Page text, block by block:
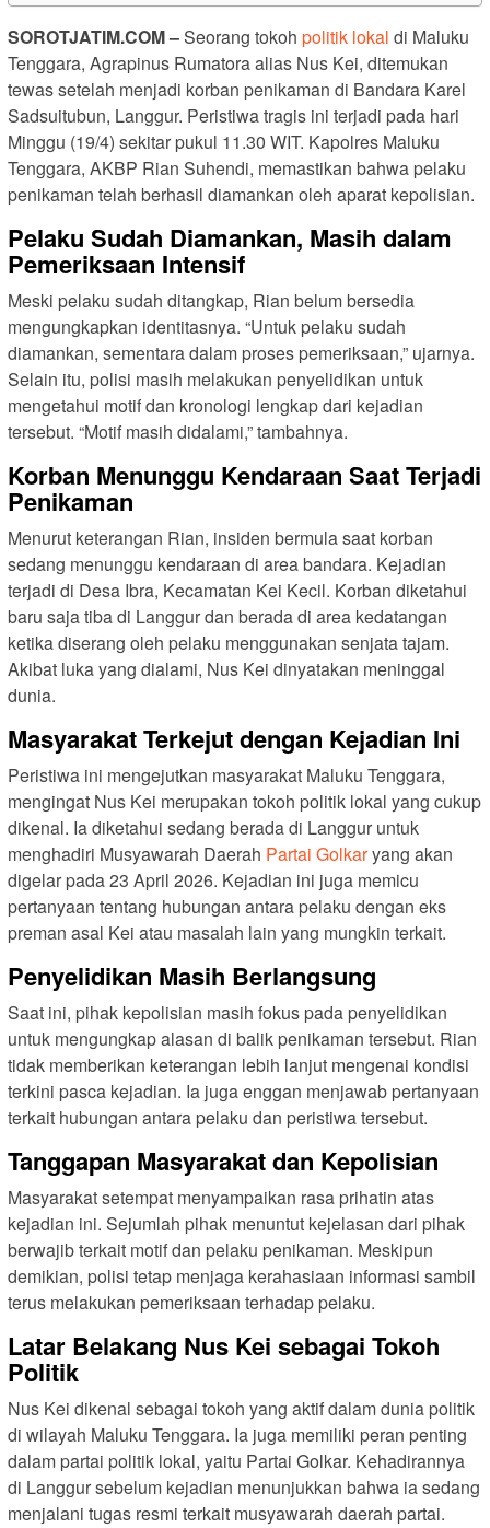
SOROTJATIM.COM –Seorang tokoh politik lokal di Maluku
Tenggara, Agrapinus Rumatora alias Nus Kei, ditemukan
tewas setelah menjadi korban penikaman di Bandara Karel
Sadsuitubun, Langgur. Peristiwa tragis ini terjadi pada hari
Minggu (19/4) sekitar pukul 11.30 WIT. Kapolres Maluku
Tenggara, AKBP Rian Suhendi, memastikan bahwa pelaku
penikaman telah berhasil diamankan oleh aparat kepolisian.
Pelaku Sudah Diamankan, Masih dalam
Pemeriksaan Intensif
Meski pelaku sudah ditangkap, Rian belum bersedia
mengungkapkan identitasnya. “Untuk pelaku sudah
diamankan, sementara dalam proses pemeriksaan,” ujarnya.
Selain itu, polisi masih melakukan penyelidikan untuk
mengetahui motif dan kronologi lengkap dari kejadian
tersebut. “Motif masih didalami,” tambahnya.
Korban Menunggu Kendaraan Saat Terjadi
Penikaman
Menurut keterangan Rian, insiden bermula saat korban
sedang menunggu kendaraan di area bandara. Kejadian
terjadi di Desa Ibra, Kecamatan Kei Kecil. Korban diketahui
baru saja tiba di Langgur dan berada di area kedatangan
ketika diserang oleh pelaku menggunakan senjata tajam.
Akibat luka yang dialami, Nus Kei dinyatakan meninggal
dunia.
Masyarakat Terkejut dengan Kejadian Ini
Peristiwa ini mengejutkan masyarakat Maluku Tenggara,
mengingat Nus Kei merupakan tokoh politik lokal yang cukup
dikenal. Ia diketahui sedang berada di Langgur untuk
menghadiri Musyawarah Daerah Partai Golkaryang akan
digelar pada 23 April 2026. Kejadian ini juga memicu
pertanyaan tentang hubungan antara pelaku dengan eks
preman asal Kei atau masalah lain yang mungkin terkait.
Penyelidikan Masih Berlangsung
Saat ini, pihak kepolisian masih fokus pada penyelidikan
untuk mengungkap alasan di balik penikaman tersebut. Rian
tidak memberikan keterangan lebih lanjut mengenai kondisi
terkini pasca kejadian. Ia juga enggan menjawab pertanyaan
terkait hubungan antara pelaku dan peristiwa tersebut.
Tanggapan Masyarakat dan Kepolisian
Masyarakat setempat menyampaikan rasa prihatin atas
kejadian ini. Sejumlah pihak menuntut kejelasan dari pihak
berwajib terkait motif dan pelaku penikaman. Meskipun
demikian, polisi tetap menjaga kerahasiaan informasi sambil
terus melakukan pemeriksaan terhadap pelaku.
Latar Belakang Nus Kei sebagai Tokoh
Politik
Nus Kei dikenal sebagai tokoh yang aktif dalam dunia politik
di wilayah Maluku Tenggara. Ia juga memiliki peran penting
dalam partai politik lokal, yaitu Partai Golkar. Kehadirannya
di Langgur sebelum kejadian menunjukkan bahwa ia sedang
menjalani tugas resmi terkait musyawarah daerah partai.